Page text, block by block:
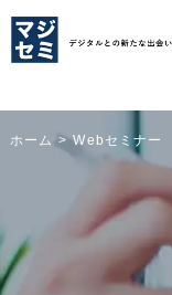
ホーム Webセミナー